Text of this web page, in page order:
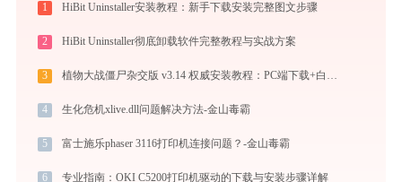
1 HiBit Uninstaller安装教程：新手下载安装完整图文步骤
2 HiBit Uninstaller彻底卸载软件完整教程与实战方案
3 植物大战僵尸杂交版 v3.14 权威安装教程：PC端下载+白屏闪退完美解决
4 生化危机xlive.dll问题解决方法-金山毒霸
5 富士施乐phaser 3116打印机连接问题？-金山毒霸
6 专业指南：OKI C5200打印机驱动的下载与安装步骤详解